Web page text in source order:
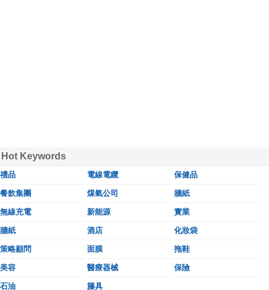
Hot Keywords
禮品 電線電纜 保健品
餐飲集團 煤氣公司 牆紙
無線充電 新能源 實業
牆紙 酒店 化妝袋
策略顧問 面膜 拖鞋
美容 醫療器械 保險
石油 籐具